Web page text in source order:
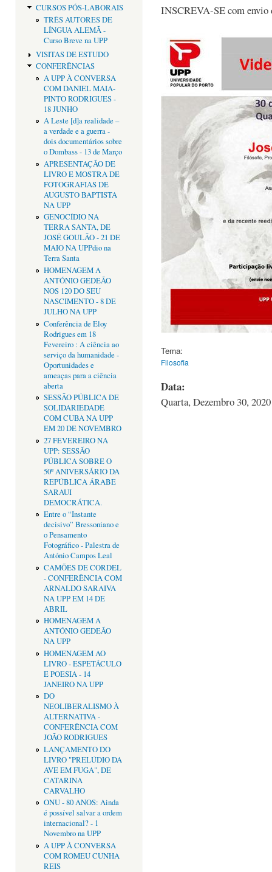
CURSOS PÓS-LABORAIS
TRÊS AUTORES DE
LÍNGUA ALEMÃ -
Curso Breve na UPP
VISITAS DE ESTUDO
CONFERÊNCIAS
A UPP À CONVERSA
COM DANIEL MAIA-
PINTO RODRIGUES -
18 JUNHO
A Leste [d]a realidade –
a verdade e a guerra -
dois documentários sobre
o Dombass - 13 de Março
APRESENTAÇÃO DE
LIVRO E MOSTRA DE
FOTOGRAFIAS DE
AUGUSTO BAPTISTA
NA UPP
GENOCÍDIO NA
TERRA SANTA, DE
JOSÉ GOULÃO - 21 DE
MAIO NA UPPdio na
Terra Santa
HOMENAGEM A
ANTÓNIO GEDEÃO
NOS 120 DO SEU
NASCIMENTO - 8 DE
JULHO NA UPP
Conferência de Eloy
Rodrigues em 18
Fevereiro : A ciência ao
serviço da humanidade -
Oportunidades e
ameaças para a ciência
aberta
SESSÃO PÚBLICA DE
SOLIDARIEDADE
COM CUBA NA UPP
EM 20 DE NOVEMBRO
27 FEVEREIRO NA
UPP: SESSÃO
PÚBLICA SOBRE O
50º ANIVERSÁRIO DA
REPÚBLICA ÁRABE
SARAUI
DEMOCRÁTICA.
Entre o “Instante
decisivo” Bressoniano e
o Pensamento
Fotográfico - Palestra de
António Campos Leal
CAMÕES DE CORDEL
- CONFERÊNCIA COM
ARNALDO SARAIVA
NA UPP EM 14 DE
ABRIL
HOMENAGEM A
ANTÓNIO GEDEÃO
NA UPP
HOMENAGEM AO
LIVRO - ESPETÁCULO
E POESIA - 14
JANEIRO NA UPP
DO
NEOLIBERALISMO À
ALTERNATIVA -
CONFERÊNCIA COM
JOÃO RODRIGUES
LANÇAMENTO DO
LIVRO "PRELÚDIO DA
AVE EM FUGA", DE
CATARINA
CARVALHO
ONU - 80 ANOS: Ainda
é possível salvar a ordem
internacional? - 1
Novembro na UPP
A UPP À CONVERSA
COM ROMEU CUNHA
REIS
INSCREVA-SE com
Tema:
Filosofia
Data:
Quarta, Dezembro 30,